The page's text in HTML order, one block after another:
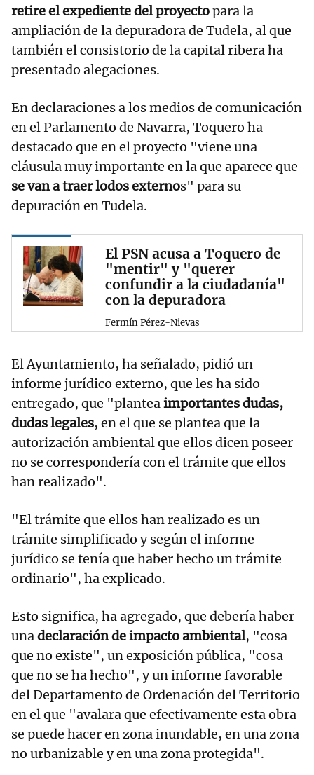
retire el expediente del proyectopara la
ampliación de la depuradora de Tudela, al que
también el consistorio de la capital ribera ha
presentado alegaciones.
En declaraciones a los medios de comunicación
en el Parlamento de Navarra, Toquero ha
destacado que en el proyecto "viene una
cláusula muy importante en la que aparece que
se van a traer lodos externos" para su
depuración en Tudela.
El PSN acusa a Toquero de
"mentir" y "querer
confundir a la ciudadanía"
con la depuradora
Fermín Pérez-Nievas
El Ayuntamiento, ha señalado, pidió un
informe jurídico externo, que les ha sido
entregado, que "planteaimportantes dudas,
dudas legales, en el que se plantea que la
autorización ambiental que ellos dicen poseer
no se correspondería con el trámite que ellos
han realizado".
"El trámite que ellos han realizado es un
trámite simplificado y según el informe
jurídico se tenía que haber hecho un trámite
ordinario", ha explicado.
Esto significa, ha agregado, que debería haber
unadeclaración de impacto ambiental, "cosa
que no existe", un exposición pública, "cosa
que no se ha hecho", y un informe favorable
del Departamento de Ordenación del Territorio
en el que "avalara que efectivamente esta obra
se puede hacer en zona inundable, en una zona
no urbanizable y en una zona protegida".